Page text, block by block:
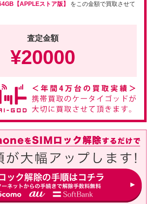
【APPLEストア版】
をこの金額で買取させて
査定金額
¥20000